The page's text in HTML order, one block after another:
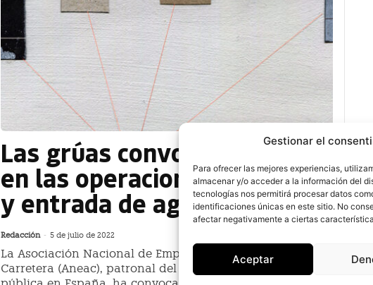
Gestionar el
Para ofrecer las mejores experiencias,
almacenar y/o acceder a la información del
tecnologías nos permitirá procesar datos
identificaciones únicas en este sitio. No
afectar negativamente a ciertas
Aceptar
Las grúas convocan un paro
en las operaciones de salida
y entrada de agosto
Redacción - 5 de julio de 2022
La Asociación Nacional de Empresas de Auxilio en
Carretera (Aneac), patronal del sector de auxilio en vía